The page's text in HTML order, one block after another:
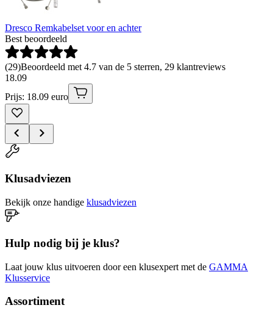
Dresco Remkabelset voor en achter
Best beoordeeld
(29)Beoordeeld met 4.7 van de 5 sterren, 29 klantreviews
18.09
Prijs: 18.09 euro
Klusadviezen
Bekijk onze handige klusadviezen
Hulp nodig bij je klus?
Laat jouw klus uitvoeren door een klusexpert met de GAMMA
Klusservice
Assortiment